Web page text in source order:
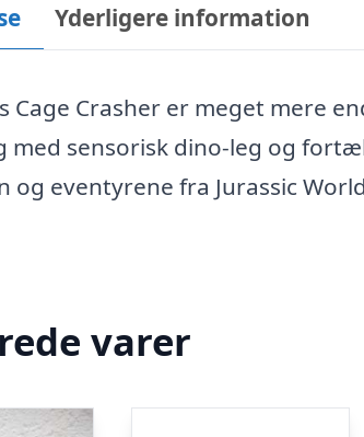
Yderligere information
Cage Crasher er meget mere
med sensorisk dino-leg og
og eventyrene fra Jurassic
varer